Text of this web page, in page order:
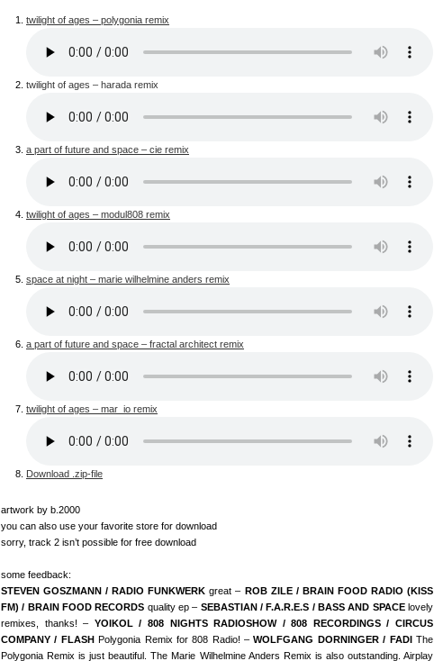
twilight of ages – polygonia remix
twilight of ages – harada remix
a part of future and space – cie remix
twilight of ages – modul808 remix
space at night – marie wilhelmine anders remix
a part of future and space – fractal architect remix
twilight of ages – mar_io remix
Download .zip-file
artwork by b.2000
you can also use your favorite store for download
sorry, track 2 isn’t possible for free download
some feedback:
STEVEN GOSZMANN / RADIO FUNKWERK great – ROB ZILE / BRAIN FOOD RADIO (KISS
FM) / BRAIN FOOD RECORDS quality ep – SEBASTIAN / F.A.R.E.S / BASS AND SPACElovely
remixes, thanks! – YOIKOL / 808 NIGHTS RADIOSHOW / 808 RECORDINGS / CIRCUS
COMPANY / FLASHPolygonia Remix for 808 Radio! –WOLFGANG DORNINGER / FADIThe
Polygonia Remix is just beautiful. The Marie Wilhelmine Anders Remix is also outstanding. Airplay